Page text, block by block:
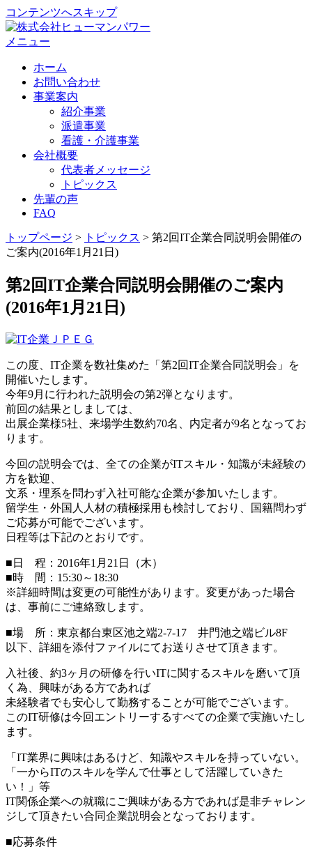
コンテンツへスキップ
メニュー
ホーム
お問い合わせ
事業案内
紹介事業
派遣事業
看護・介護事業
会社概要
代表者メッセージ
トピックス
先輩の声
FAQ
トップページ > トピックス > 第2回IT企業合同説明会開催の
ご案内(2016年1月21日)
第2回IT企業合同説明会開催のご案内
(2016年1月21日)
この度、IT企業を数社集めた「第2回IT企業合同説明会」を
開催いたします。
今年9月に行われた説明会の第2弾となります。
前回の結果としましては、
出展企業様5社、来場学生数約70名、内定者が9名となってお
ります。
今回の説明会では、全ての企業がITスキル・知識が未経験の
方を歓迎、
文系・理系を問わず入社可能な企業が参加いたします。
留学生・外国人人材の積極採用も検討しており、国籍問わず
ご応募が可能でございます。
日程等は下記のとおりです。
■日 程：2016年1月21日（木）
■時 間：15:30～18:30
※詳細時間は変更の可能性があります。変更があった場合
は、事前にご連絡致します。
■場 所：東京都台東区池之端2-7-17 井門池之端ビル8F
以下、詳細を添付ファイルにてお送りさせて頂きます。
入社後、約3ヶ月の研修を行いITに関するスキルを磨いて頂
く為、興味がある方であれば
未経験者でも安心して勤務することが可能でございます。
このIT研修は今回エントリーするすべての企業で実施いたし
ます。
「IT業界に興味はあるけど、知識やスキルを持っていない。
「一からITのスキルを学んで仕事として活躍していきた
い！」等
IT関係企業への就職にご興味がある方であれば是非チャレン
ジして頂きたい合同企業説明会となっております。
■応募条件